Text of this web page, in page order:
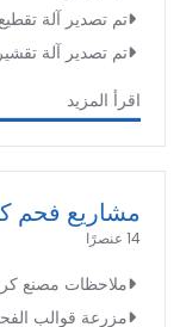
تم تصدير آلة
تم تصدير آلة
اقرأ المزيد
مشاريع فحم
14 عنصرًا
ملاحظات مصنع
مزرعة قوالب